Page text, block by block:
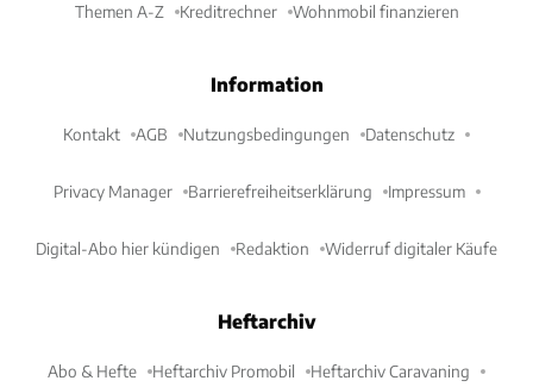
Themen A-Z Kreditrechner Wohnmobil finanzieren
Information
Kontakt AGB Nutzungsbedingungen Datenschutz
Privacy Manager Barrierefreiheitserklärung Impressum
Digital-Abo hier kündigen Redaktion Widerruf digitaler Käufe
Heftarchiv
Abo & Hefte Heftarchiv Promobil Heftarchiv Caravaning